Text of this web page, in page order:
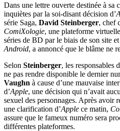
Dans une lettre ouverte destinée à sa
inquiètes par la soi-disant décision d’
série Saga, David Steinberger, chef
ComiXologie, une plateforme
séries de BD par le biais de son site
Android, a annoncé que le blâme ne
Selon Steinberger, les responsables
ne pas rendre disponible le dernier
Vaughn à cause d’une mauvaise
d’Apple, une décision qui n’avait
sexuel des personnages. Après avoir
une clarification d’Apple ce matin,
assure que le fameux numéro sera
différentes plateformes.